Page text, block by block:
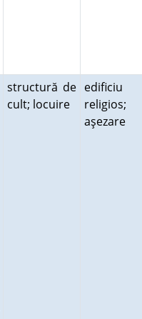
structură de
cult; locuire
edificiu
religios;
aşezare